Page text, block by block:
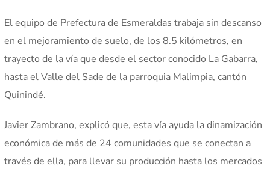
El equipo de Prefectura de Esmeraldas trabaja sin descanso
en el mejoramiento de suelo, de los 8.5 kilómetros, en
trayecto de la vía que desde el sector conocido La Gabarra,
hasta el Valle del Sade de la parroquia Malimpia, cantón
Quinindé.
Javier Zambrano, explicó que, esta vía ayuda la dinamización
económica de más de 24 comunidades que se conectan a
través de ella, para llevar su producción hasta los mercados